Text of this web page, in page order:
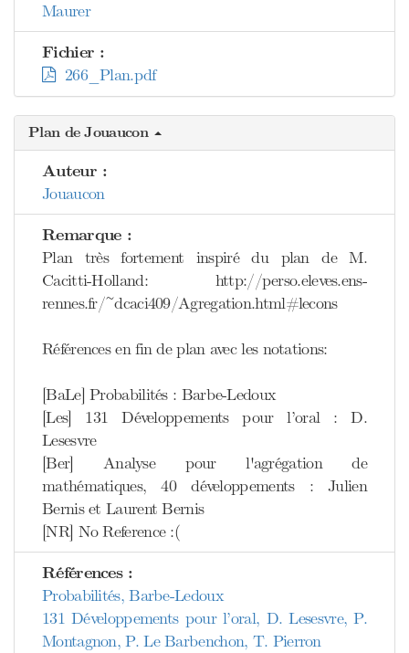
Maurer
Fichier :
266_Plan.pdf
Plan de Jouaucon
Auteur :
Jouaucon
Remarque :
Plan très fortement inspiré du plan de M.
Cacitti-Holland: http://perso.eleves.ens-
rennes.fr/~dcaci409/Agregation.html#lecons
Références en fin de plan avec les notations:
[BaLe] Probabilités : Barbe-Ledoux
[Les] 131 Développements pour l’oral : D.
Lesesvre
[Ber] Analyse pour l'agrégation de
mathématiques, 40 développements : Julien
Bernis et Laurent Bernis
[NR] No Reference :(
Références :
Probabilités, Barbe-Ledoux
131 Développements pour l’oral, D. Lesesvre, P.
Montagnon, P. Le Barbenchon, T. Pierron